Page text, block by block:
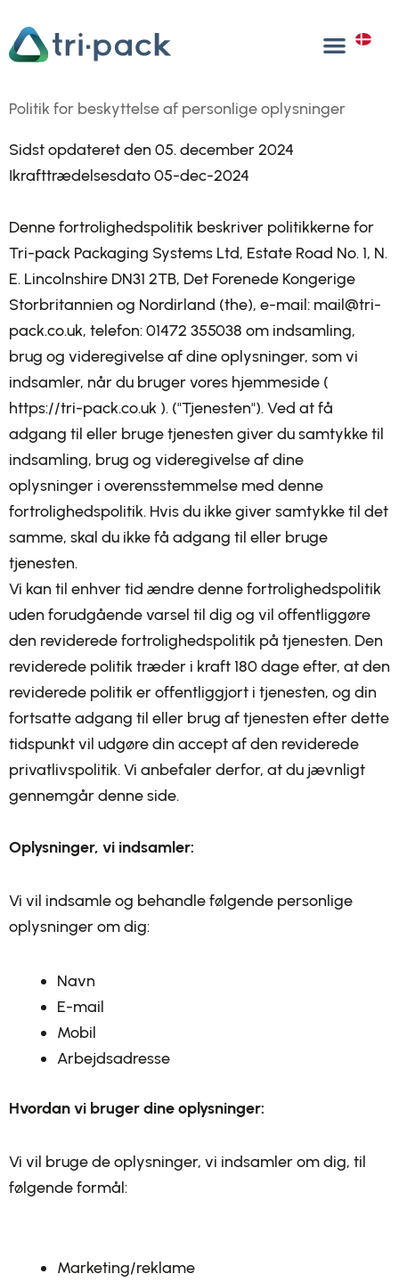
indholdet
Politik for beskyttelse af personlige oplysninger
Sidst opdateret den 05. december 2024
Ikrafttrædelsesdato 05-dec-2024
Denne fortrolighedspolitik beskriver politikkerne for
Tri-pack Packaging Systems Ltd, Estate Road No. 1, N.
E. Lincolnshire DN31 2TB, Det Forenede Kongerige
Storbritannien og Nordirland (the), e-mail: mail@tri-
pack.co.uk, telefon: 01472 355038 om indsamling,
brug og videregivelse af dine oplysninger, som vi
indsamler, når du bruger vores hjemmeside (
https://tri-pack.co.uk ). ("Tjenesten"). Ved at få
adgang til eller bruge tjenesten giver du samtykke til
indsamling, brug og videregivelse af dine
oplysninger i overensstemmelse med denne
fortrolighedspolitik. Hvis du ikke giver samtykke til det
samme, skal du ikke få adgang til eller bruge
tjenesten.
Vi kan til enhver tid ændre denne fortrolighedspolitik
uden forudgående varsel til dig og vil offentliggøre
den reviderede fortrolighedspolitik på tjenesten. Den
reviderede politik træder i kraft 180 dage efter, at den
reviderede politik er offentliggjort i tjenesten, og din
fortsatte adgang til eller brug af tjenesten efter dette
tidspunkt vil udgøre din accept af den reviderede
privatlivspolitik. Vi anbefaler derfor, at du jævnligt
gennemgår denne side.
Oplysninger, vi indsamler:
Vi vil indsamle og behandle følgende personlige
oplysninger om dig:
Navn
E-mail
Mobil
Arbejdsadresse
Hvordan vi bruger dine oplysninger:
Vi vil bruge de oplysninger, vi indsamler om dig, til
følgende formål:
Marketing/reklame